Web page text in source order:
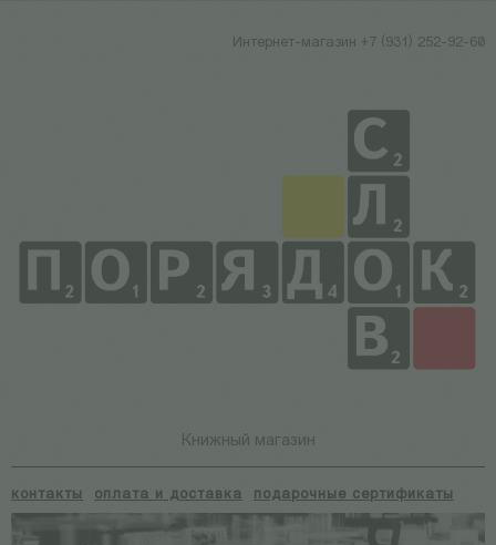
Интернет-магазин +7 (931) 252-92-60
Книжный магазин
контакты оплата и доставка подарочные сертификаты